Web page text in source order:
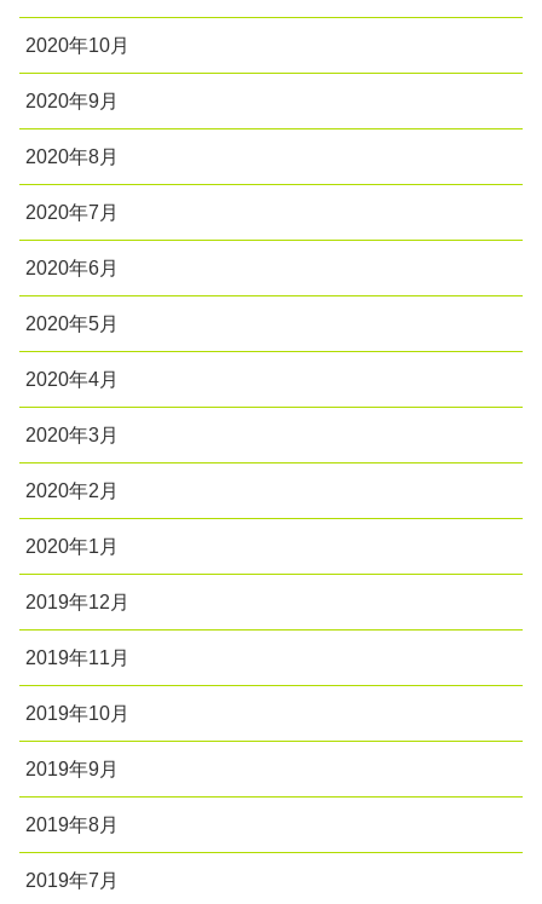
2020年10月
2020年9月
2020年8月
2020年7月
2020年6月
2020年5月
2020年4月
2020年3月
2020年2月
2020年1月
2019年12月
2019年11月
2019年10月
2019年9月
2019年8月
2019年7月